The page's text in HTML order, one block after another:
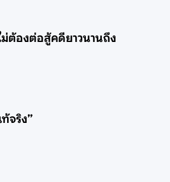
ต้องต่อสู้คดียาวนานถึง
จริง”